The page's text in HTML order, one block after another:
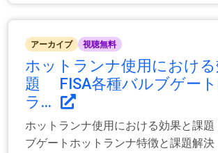
アーカイブ 視聴無料
ホットランナ使用におけ
題 FISA各種バルブゲート
ラ...
ホットランナ使用における効果と課題
ブゲートホットランナ特徴と課題解決